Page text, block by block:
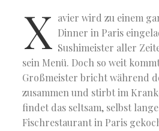
X avier wird zu einem
Dinner in Paris
Sushimeister aller
sein Menü. Doch so weit
Großmeister bricht während
zusammen und stirbt im
findet das seltsam, selbst
Fischrestaurant in Paris